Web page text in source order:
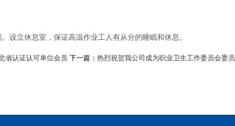
设立休息室，保证高温作业工人有从分的睡眠和休息。
省认证认可单位会员 下一篇： 热烈祝贺我公司成为职业卫生工作委员会委员